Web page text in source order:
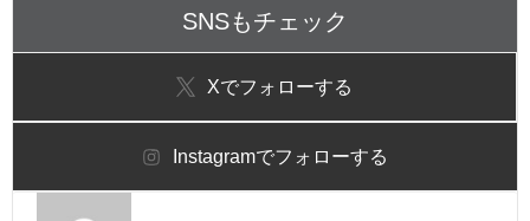
SNSもチェック
Xでフォローする
Instagramでフォローする